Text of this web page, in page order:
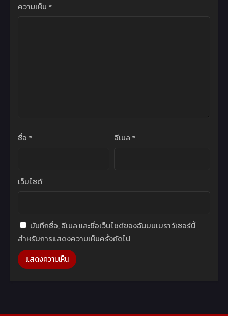
ความเห็น *
ชื่อ * อีเมล *
เว็บไซต์
บันทึกชื่อ, อีเมล และชื่อเว็บไซต์ของฉันบนเบราว์เซอร์นี้
สำหรับการแสดงความเห็นครั้งถัดไป